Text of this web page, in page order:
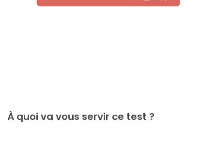
À quoi va vous servir ce test ?